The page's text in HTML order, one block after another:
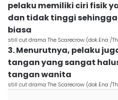
pelaku memiliki ciri fisik
dan tidak tinggi
biasa
still cut drama The Scarecrow (dok.Ena /
3. Menurutnya, pelaku
tangan yang sangat
tangan wanita
still cut drama The Scarecrow (dok.Ena /